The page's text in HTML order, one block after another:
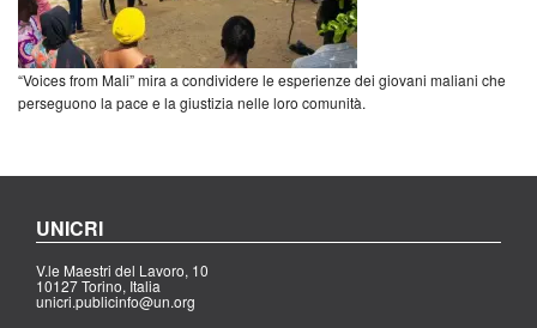
“Voices from Mali” mira a condividere le esperienze dei giovani maliani che
perseguono la pace e la giustizia nelle loro comunità.
UNICRI
V.le Maestri del Lavoro, 10
10127 Torino, Italia
unicri.publicinfo@un.org